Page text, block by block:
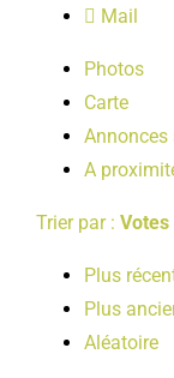
LOISIRS
PUBLICATIONS
Mail
Photos
Carte
A
Trier par : Votes
Plus
Plus
Aléatoire